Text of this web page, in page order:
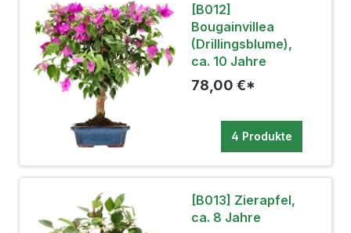
[B012]
Bougainvillea
(Drillingsblume),
ca. 10 Jahre
78,00 €*
4 Produkte
[B013] Zierapfel,
ca. 8 Jahre